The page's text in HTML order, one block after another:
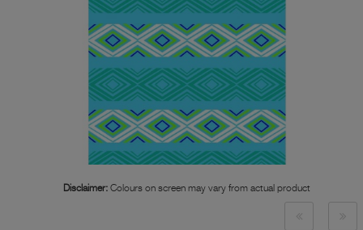
Disclaimer: Colours on screen may vary from actual product